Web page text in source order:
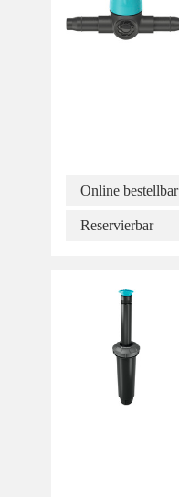
Online bestellbar
Reservierbar